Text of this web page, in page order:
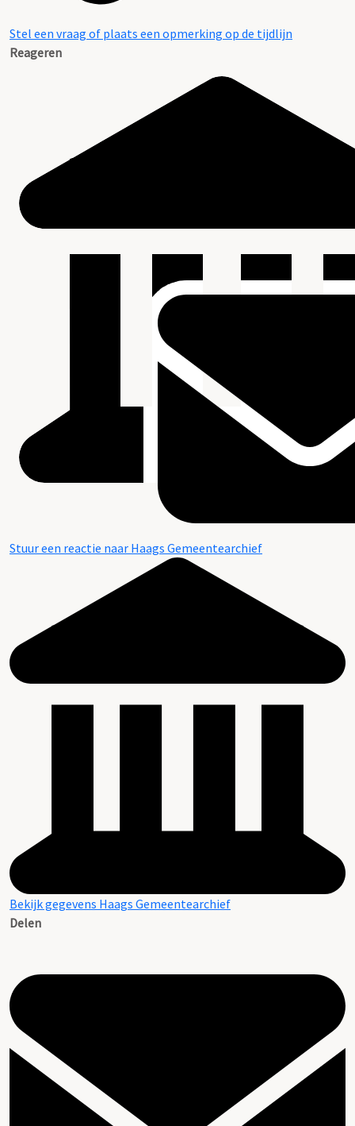
Stel een vraag of plaats een opmerking op de tijdlijn
Reageren
Stuur een reactie naar Haags Gemeentearchief
Bekijk gegevens Haags Gemeentearchief
Delen